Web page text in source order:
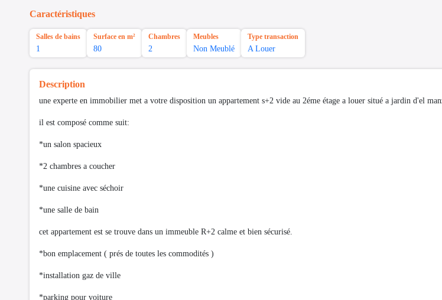
Caractéristiques
Salles de bains
1
Surface en m²
80
Chambres
2
Meubles
Non Meublé
Type transaction
A Louer
Description
une experte en immobilier met a votre disposition un appartement s+2 vide au 2éme étage a louer situé a jardin d'el
il est composé comme suit:
*un salon spacieux
*2 chambres a coucher
*une cuisine avec séchoir
*une salle de bain
cet appartement est se trouve dans un immeuble R+2 calme et bien sécurisé.
*bon emplacement ( prés de toutes les commodités )
*installation gaz de ville
*parking pour voiture